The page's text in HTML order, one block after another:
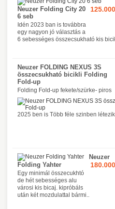
Neuzer Folding City 20
6 seb
Idén 2023 ban is továbbra
egy nagyon jó választás a
6 sebességes összecsukható kis
Neuzer FOLDING NEXUS 3S
összecsukható bicikli Folding
Fold-up
Folding Fold-up fekete/szürke- piros
2025 ben is Több féle szinben
Neuzer
Folding Yahter
Egy minimál összecukhtó
de hét sebességes alu
városi kis bicaj. kipróbáls
után két mozdulattal bármi..